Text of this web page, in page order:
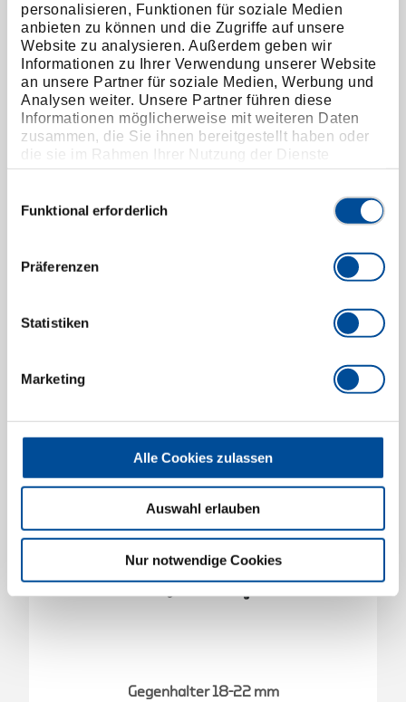
personalisieren, Funktionen für soziale Medien
anbieten zu können und die Zugriffe auf unsere
Website zu analysieren. Außerdem geben wir
Informationen zu Ihrer Verwendung unserer Website
an unsere Partner für soziale Medien, Werbung und
Analysen weiter. Unsere Partner führen diese
Informationen möglicherweise mit weiteren Daten
zusammen, die Sie ihnen bereitgestellt haben oder
die sie im Rahmen Ihrer Nutzung der Dienste
gesammelt haben. Unsere vollständige
Funktional erforderlich
Präferenzen
Statistiken
Marketing
Alle Cookies zulassen
Auswahl erlauben
Nur notwendige Cookies
Gegenhalter 18-22 mm